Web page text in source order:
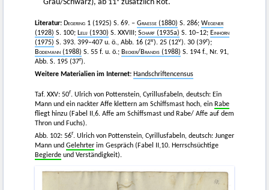
Grau/Schwarz), ab 11 zusätzlich Rot.
Literatur: Degering 1 (1925) S. 69. – Graesse (1880) S. 286; Wegener
(1928) S. 100; Lelij (1930) S. XXVIII; Scharf (1935a) S. 10–12; Einhorn
(1975) S. 393. 399–407 u. ö., Abb. 16 (2v). 25 (12v). 30 (39r);
Bodemann (1988) S. 55 f. u. ö.; Becker/ Brandis (1988) S. 194 f., Nr. 91,
Abb. S. 195 (37r).
Weitere Materialien im Internet: Handschriftencensus
Taf. XXV: 50r. Ulrich von Pottenstein, Cyrillusfabeln, deutsch: Ein
Mann und ein nackter Affe klettern am Schiffsmast hoch, ein Rabe
fliegt hinzu (Fabel II,6. Affe am Schiffsmast und Rabe/ Affe auf dem
Thron und Fuchs).
Abb. 102: 56r. Ulrich von Pottenstein, Cyrillusfabeln, deutsch: Junger
Mann und Gelehrter im Gespräch (Fabel II,10. Herrschsüchtige
Begierde und Verständigkeit).